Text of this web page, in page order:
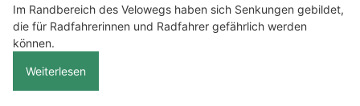
Im Randbereich des Velowegs haben sich Senkungen gebildet,
die für Radfahrerinnen und Radfahrer gefährlich werden
können.
Weiterlesen